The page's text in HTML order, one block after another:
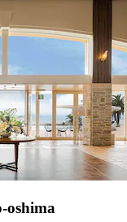
oshima